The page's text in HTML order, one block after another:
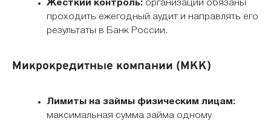
Жесткий контроль:организации обязаны
проходить ежегодный аудит и направлять его
результаты в Банк России.
Микрокредитные компании (МКК)
Лимиты на займы физическим лицам:
максимальная сумма займа одному